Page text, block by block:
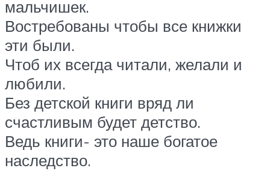
мальчишек.
Востребованы чтобы все книжки
эти были.
Чтоб их всегда читали, желали и
любили.
Без детской книги вряд ли
счастливым будет детство.
Ведь книги- это наше богатое
наследство.